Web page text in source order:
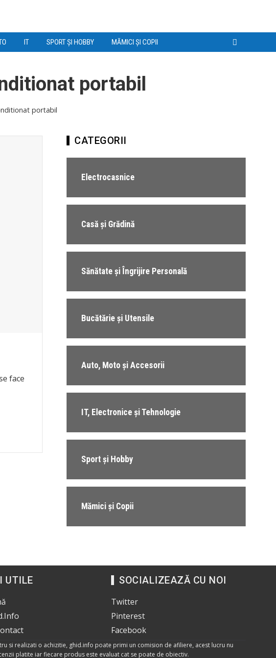
IT SPORT ȘI HOBBY MĂMICI ȘI COPII
portabil
portabil
face
CATEGORII
Electrocasnice
Casă și Grădină
Sănătate și Îngrijire Personală
Bucătărie și Utensile
Auto, Moto și Accesorii
IT, Electronice și Tehnologie
Sport și Hobby
Mămici și Copii
UTILE SOCIALIZEAZĂ CU NOI
Twitter
Pinterest
Facebook
si realizati o achizitie, ghid.info poate primi un comision de afiliere, acest lucru nu
platite iar fiecare produs este evaluat cat se poate de obiectiv.